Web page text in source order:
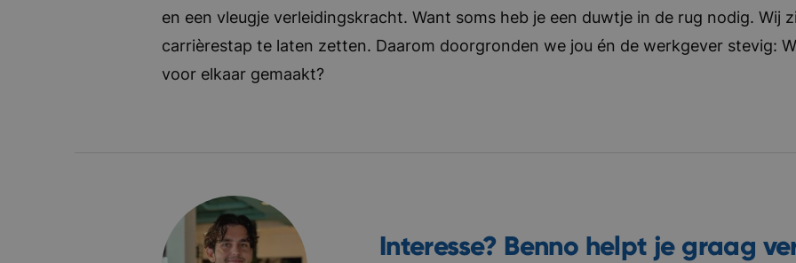
en een vleugje verleidingskracht. Want soms heb je een duwtje in de rug nodig. Wij
carrièrestap te laten zetten. Daarom doorgronden we jou én de werkgever stevig:
voor elkaar gemaakt?
Interesse? Benno helpt je graag